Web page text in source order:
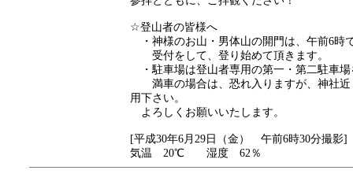
☆登山者の皆様へ
・神様のお山・男体山の開門は、午前6時
受付をして、登り始めて頂きます。
・駐車場は登山者専用の第一・第二駐車場
満車の場合は、恐れ入りますが、神社近
用下さい。
よろしくお願いいたします。
[平成30年6月29日（金） 午前6時30分撮影]
気温 20℃ 湿度 62％